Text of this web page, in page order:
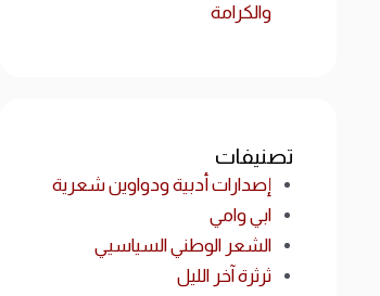
والكرامة
تصنيفات
إصدارات أدبية ودواوين شعرية
ابي وامي
الشعر الوطني السياسيي
ثرثرة آخر الليل